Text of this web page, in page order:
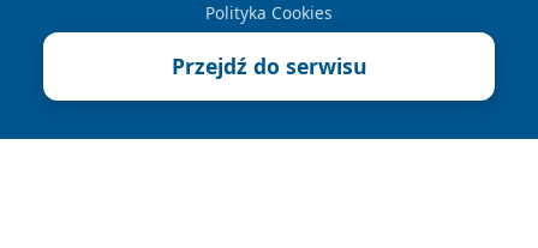
Polityka Cookies
Przejdź do serwisu